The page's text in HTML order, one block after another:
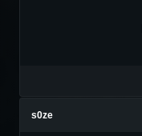
s0ze